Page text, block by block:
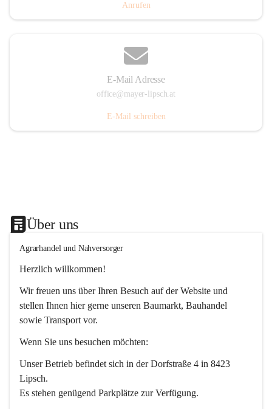
Anrufen
E-Mail Adresse
office@mayer-lipsch.at
E-Mail schreiben
Über uns
Agrarhandel und Nahversorger
Herzlich willkommen!
Wir freuen uns über Ihren Besuch auf der Website und
stellen Ihnen hier gerne unseren Baumarkt, Bauhandel
sowie Transport vor.
Wenn Sie uns besuchen möchten:
Unser Betrieb befindet sich in der Dorfstraße 4 in 8423
Lipsch.
Es stehen genügend Parkplätze zur Verfügung.